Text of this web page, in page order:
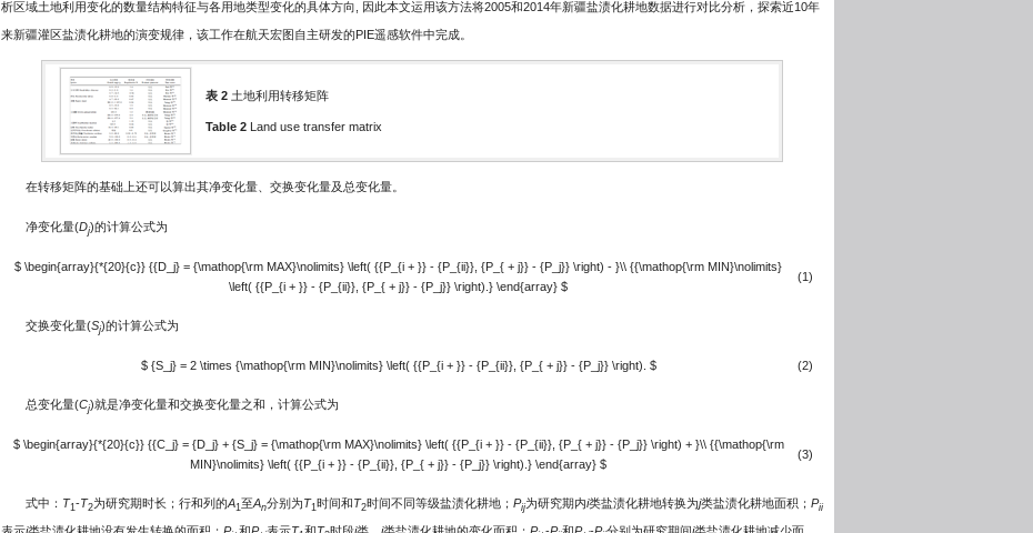
析区域土地利用变化的数量结构特征与各用地类型变化的具体方向, 因此本文运用该方法将2005和2014年新疆盐渍化耕地数据进行对比分析，探索近10年
来新疆灌区盐渍化耕地的演变规律，该工作在航天宏图自主研发的PIE遥感软件中完成。
表 2土地利用转移矩阵
Table 2Land use transfer matrix
在转移矩阵的基础上还可以算出其净变化量、交换变化量及总变化量。
净变化量(Dj)的计算公式为
$ \begin{array}{*{20}{c}} {{D_j} = {\mathop{\rm MAX}\nolimits} \left( {{P_{i + }} - {P_{ii}}, {P_{ + j}} - {P_j}} \right) - }\\ {{\mathop{\rm MIN}\nolimits}
\left( {{P_{i + }} - {P_{ii}}, {P_{ + j}} - {P_j}} \right).} \end{array} $
(1)
交换变化量(Sj)的计算公式为
$ {S_j} = 2 \times {\mathop{\rm MIN}\nolimits} \left( {{P_{i + }} - {P_{ii}}, {P_{ + j}} - {P_j}} \right). $ (2)
总变化量(Cj)就是净变化量和交换变化量之和，计算公式为
$ \begin{array}{*{20}{c}} {{C_j} = {D_j} + {S_j} = {\mathop{\rm MAX}\nolimits} \left( {{P_{i + }} - {P_{ii}}, {P_{ + j}} - {P_j}} \right) + }\\ {{\mathop{\rm
MIN}\nolimits} \left( {{P_{i + }} - {P_{ii}}, {P_{ + j}} - {P_j}} \right).} \end{array} $
(3)
式中： T1-T2为研究期时长；行和列的A1至An分别为T1时间和T2时间不同等级盐渍化耕地； Pij为研究期内i类盐渍化耕地转换为j类盐渍化耕地面积； Pii